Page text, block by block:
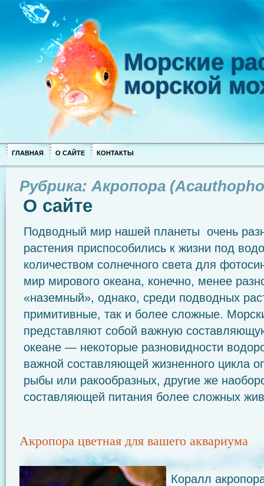
Морские
морской
ГЛАВНАЯ О САЙТЕ КОНТАКТЫ
Рубрика: Акропора
О сайте
Подводный мир нашей планеты очень
растения приспособились к жизни под
количеством солнечного света для
мир мирового океана, конечно, менее
«наземный», однако, среди подводных
примитивные, так и более сложные.
представляют собой важную
океане — некоторые разновидности
важной составляющей жизненного цикла
рыбы или ракообразных, другие же
составляющей питания более сложных
Акропора цветная для вашего аквариума
Коралл